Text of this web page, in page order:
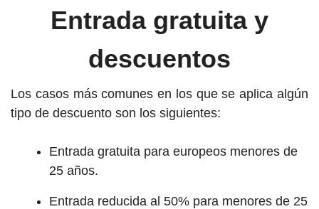
Entrada gratuita y
descuentos
Los casos más comunes en los que se aplica algún
tipo de descuento son los siguientes:
Entrada gratuita para europeos menores de
25 años.
Entrada reducida al 50% para menores de 25